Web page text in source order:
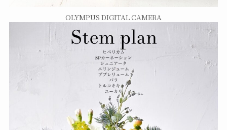
OLYMPUS DIGITAL CAMERA